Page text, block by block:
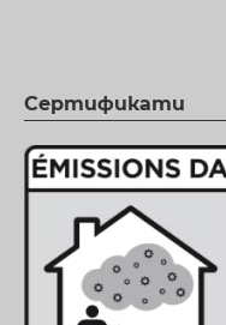
Сертификати